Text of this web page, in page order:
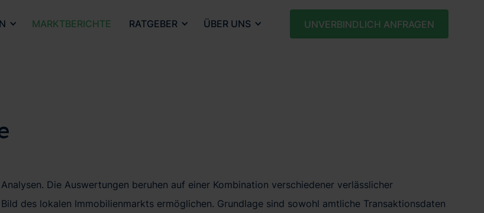
MARKTBERICHTE RATGEBER ÜBER UNS UNVERBINDLICH ANFRAGEN
Die Auswertungen beruhen auf einer Kombination verschiedener verlässlicher
des lokalen Immobilienmarkts ermöglichen. Grundlage sind sowohl amtliche Transaktionsdaten